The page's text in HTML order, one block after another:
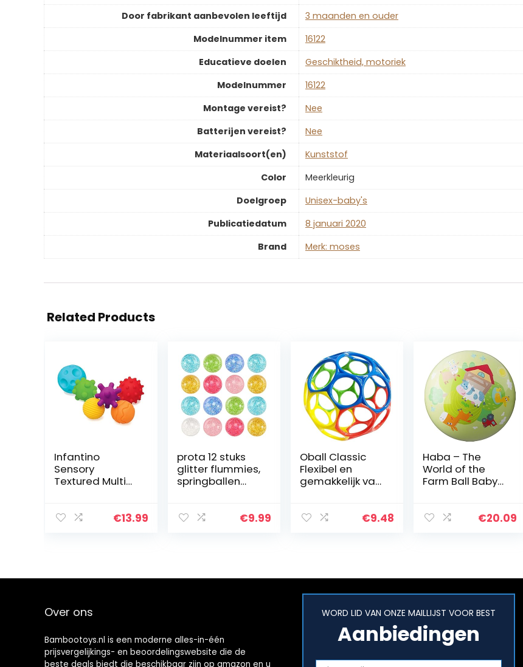
Door fabrikant aanbevolen leeftijd
‎3 maanden en ouder
Modelnummer item
‎16122
Educatieve doelen
‎Geschiktheid, motoriek
Modelnummer
‎16122
Montage vereist?
‎Nee
Batterijen vereist?
‎Nee
Materiaalsoort(en)
‎Kunststof
Color
‎Meerkleurig
Doelgroep
‎Unisex-baby's
Publicatiedatum
‎8 januari 2020
Brand
Merk: moses
Related Products
Infantino
Sensory
Textured Multi
getextureerde
€13.99
prota 12 stuks
glitter flummies,
springballen
kleine flummis,
€9.99
Oball Classic
Flexibel en
gemakkelijk vast
Meerkleurig
€9.48
Haba – The
World of the
Farm Ball Baby
(306004)
€20.09
Over ons
Bambootoys.nl is een moderne alles-in-één
prijsvergelijkings- en beoordelingswebsite die de
beste deals biedt die beschikbaar zijn op amazon en u
WORD LID VAN ONZE MAILLIJST VOOR BEST
Aanbiedingen